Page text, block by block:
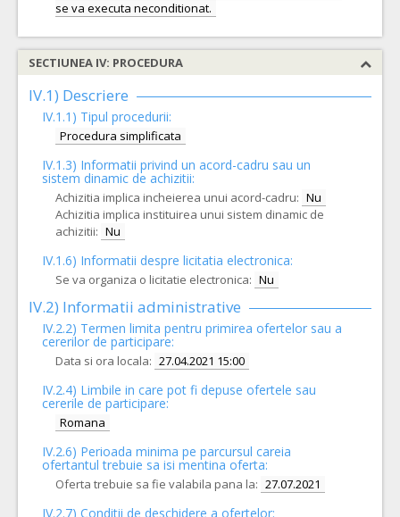
SECTIUNEA IV: PROCEDURA
IV.1) Descriere
IV.1.1) Tipul procedurii:
Procedura simplificata
IV.1.3) Informatii privind un acord-cadru sau un
sistem dinamic de achizitii:
Achizitia implica incheierea unui acord-cadru: Nu
Achizitia implica instituirea unui sistem dinamic de
achizitii: Nu
IV.1.6) Informatii despre licitatia electronica:
Se va organiza o licitatie electronica: Nu
IV.2) Informatii administrative
IV.2.2) Termen limita pentru primirea ofertelor sau a
cererilor de participare:
Data si ora locala: 27.04.2021 15:00
IV.2.4) Limbile in care pot fi depuse ofertele sau
cererile de participare:
Romana
IV.2.6) Perioada minima pe parcursul careia
ofertantul trebuie sa isi mentina oferta:
Oferta trebuie sa fie valabila pana la: 27.07.2021
IV.2.7) Conditii de deschidere a ofertelor: